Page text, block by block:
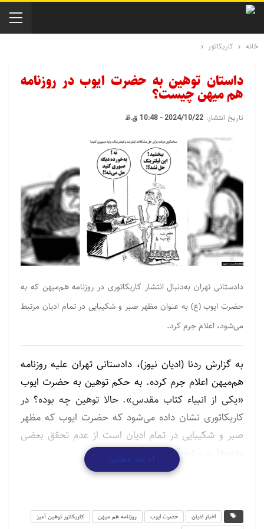
خانه کاریکاتور
داستان توهین به حضرت ایوب در روزنامه
هم میهن چیست؟
تاریخ انتشار: 2024/10/22 - 10:48 ق.ظ
دادستانی تهران به‌دنبال انتشار کاریکاتوری در روزنامه هم‌میهن که به
حضرت ایوب (ع) به عنوان مظهر صبر و شکیبایی در تمام ادیان مرتبط
می‌شود، اعلام جرم کرد.
به گزارش ردنا (ادیان نیوز)، دادستانی تهران علیه روزنامه
هم‌میهن اعلام جرم کرده. به حکم توهین به حضرت ایوب
«یکی از انبیاء کتاب مقدس». حالا توهین چه بوده؟ در
کاریکاتوری نشان داده می‌شود که حضرت ایوب که مظهر
صبر و شکیبایی در تمام ادیان است از عدم تحقق بعضی
وعده‌ها به ستوه آمده.
این کاریکاتور به موضوعی اجتماعی پرداخته بود، اما به
واکنش‌های گسترده‌ای را به‌همراه داشت.
ادامه مطلب
اخبار ادیان حضرت ایوب روزنامه هم میهن
کاریکاتور توهین آمیز